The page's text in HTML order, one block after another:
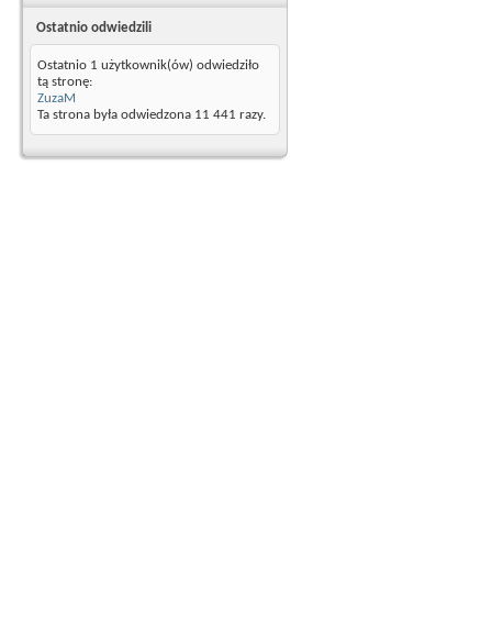
Ostatnio odwiedzili
Ostatnio 1 użytkownik(ów) odwiedziło
tą stronę:
ZuzaM
Ta strona była odwiedzona 11 441 razy.